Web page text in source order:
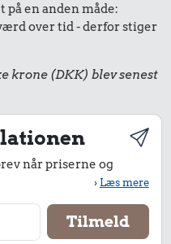
på en anden måde:
over tid - derfor stiger
krone (DKK) blev senest
når priserne og
›Læs mere